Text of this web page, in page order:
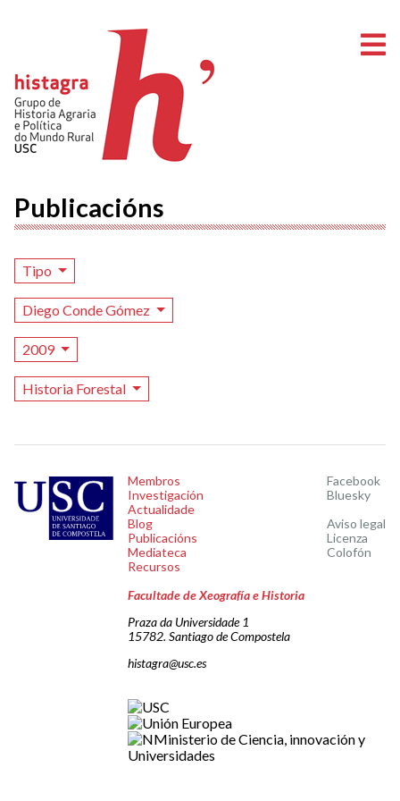
Publicacións
Tipo
Diego Conde Gómez
2009
Historia Forestal
Membros
Investigación
Actualidade
Blog
Publicacións
Mediateca
Recursos
Facebook
Bluesky
Aviso legal
Licenza
Colofón
Facultade de Xeografía e Historia
Praza da Universidade 1
15782. Santiago de Compostela
histagra@usc.es